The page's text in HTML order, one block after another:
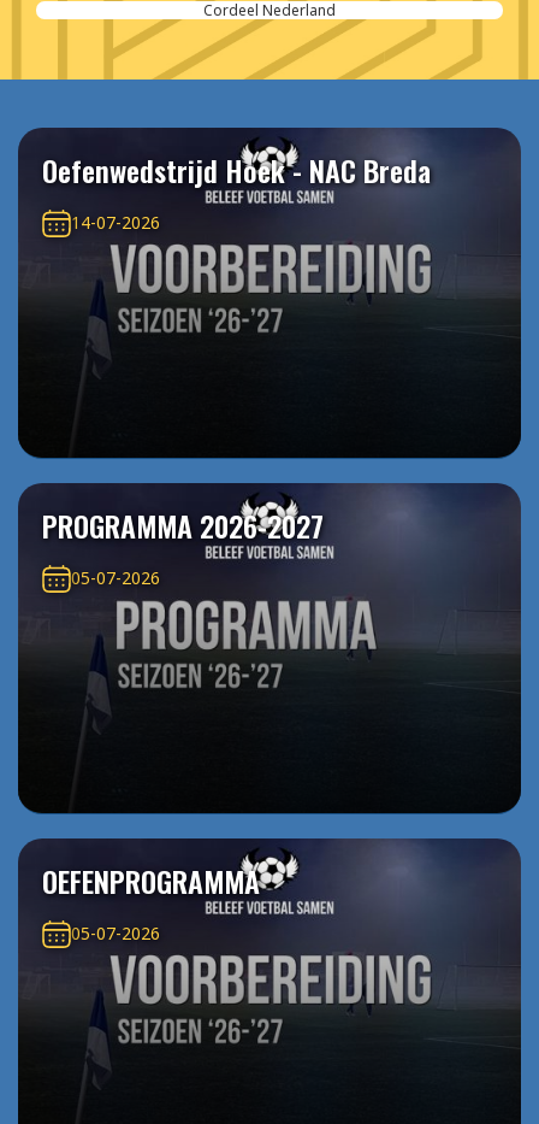
SPIE-Controlec
Oefenwedstrijd Hoek - NAC Breda
14-07-2026
PROGRAMMA 2026-2027
05-07-2026
OEFENPROGRAMMA
05-07-2026